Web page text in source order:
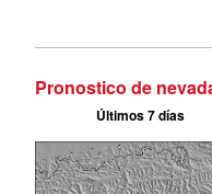
Pronostico de
Últimos 7 días